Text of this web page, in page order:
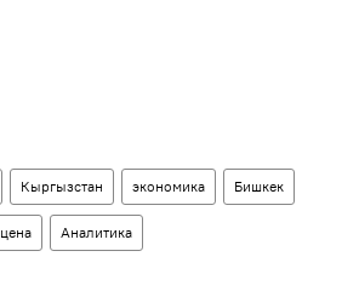
Кыргызстан экономика Бишкек
цена Аналитика